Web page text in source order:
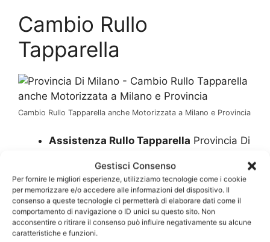
Gestisci Consenso
Per fornire le migliori esperienze, utilizziamo tecnologie come i cookie
per memorizzare e/o accedere alle informazioni del dispositivo. Il
consenso a queste tecnologie ci permetterà di elaborare dati come il
comportamento di navigazione o ID unici su questo sito. Non
acconsentire o ritirare il consenso può influire negativamente su alcune
caratteristiche e funzioni.
Cambio Rullo
Tapparella
Cambio Rullo Tapparella anche Motorizzata a Milano e Provincia
Assistenza Rullo Tapparella Provincia Di
Assistenza Rullo Tapparella Costo
Provincia Di Milano
Manutenzione Rullo Tapparella
Provincia Di Milano
Manutenzione Rullo Tapparella Costo